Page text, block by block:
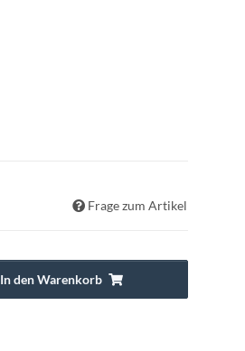
Frage zum Artikel
In den Warenkorb